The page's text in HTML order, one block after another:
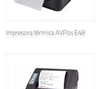
Impresora térmica AVPos E48